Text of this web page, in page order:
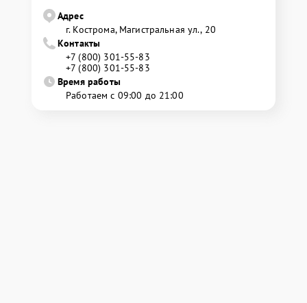
Адрес
г. Кострома, Магистральная ул., 20
Контакты
+7 (800) 301-55-83
+7 (800) 301-55-83
Время работы
Работаем с 09:00 до 21:00